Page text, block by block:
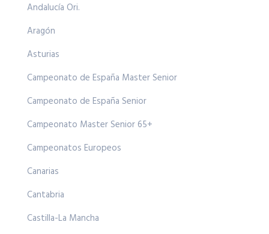
Andalucía Ori.
Aragón
Asturias
Campeonato de España Master Senior
Campeonato de España Senior
Campeonato Master Senior 65+
Campeonatos Europeos
Canarias
Cantabria
Castilla-La Mancha